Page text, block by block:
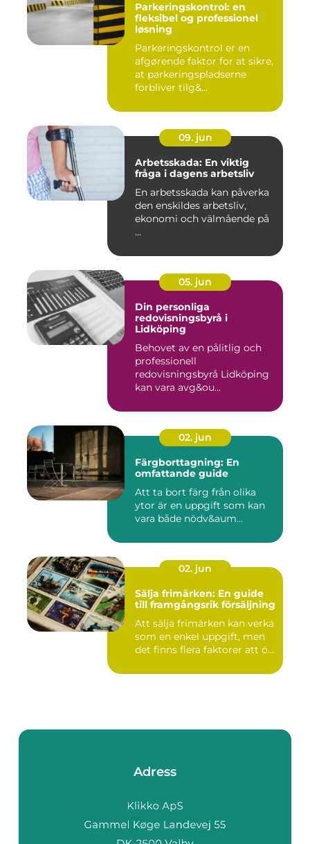
Parkeringskontrol: en
fleksibel og professionel
løsning
Parkeringskontrol er en
afgørende faktor for at sikre,
at parkeringspladserne
forbliver tilg&...
09. jun
Arbetsskada: En viktig
fråga i dagens arbetsliv
En arbetsskada kan påverka
den enskildes arbetsliv,
ekonomi och välmående på
...
05. jun
Din personliga
redovisningsbyrå i
Lidköping
Behovet av en pålitlig och
professionell
redovisningsbyrå Lidköping
kan vara avg&ou...
02. jun
Färgborttagning: En
omfattande guide
Att ta bort färg från olika
ytor är en uppgift som kan
vara både nödv&aum...
02. jun
Sälja frimärken: En guide
till framgångsrik försäljning
Att sälja frimärken kan verka
som en enkel uppgift, men
det finns flera faktorer att ö...
Adress